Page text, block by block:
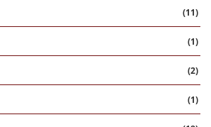
(11)
(1)
(2)
(1)